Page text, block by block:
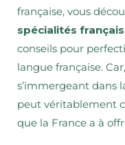
française, vous
spécialités
conseils pour
langue française.
s’immergeant dans
peut véritablement
que la France a à